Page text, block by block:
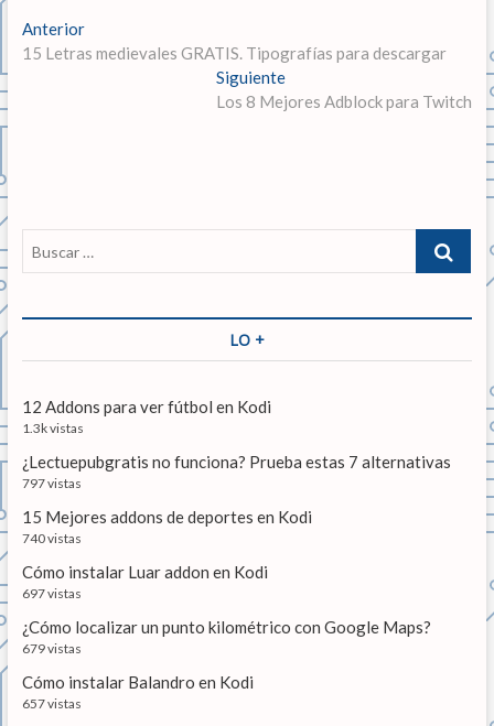
N
a
c
i
ó
n
e
e
n
t
r
a
d
a
s
AnteriorE
n
e
i
r
15 Letras medievales GRATIS. Tipografías para descargar
Siguiente
n
i
u
e
:
Los 8 Mejores Adblock para Twitch
c
r
LO +
12 Addons para ver fútbol en Kodi
1.3k vistas
¿Lectuepubgratis no funciona? Prueba estas 7 alternativas
797 vistas
15 Mejores addons de deportes en Kodi
740 vistas
Cómo instalar Luar addon en Kodi
697 vistas
¿Cómo localizar un punto kilométrico con Google Maps?
679 vistas
Cómo instalar Balandro en Kodi
657 vistas